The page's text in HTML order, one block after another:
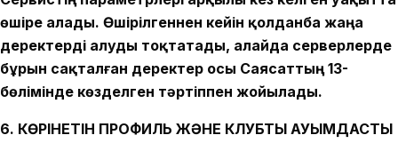
өшіре алады. Өшірілгеннен кейін қолданба жаңа
деректерді алуды тоқтатады, алайда серверлерде
бұрын сақталған деректер осы Саясаттың 13-
бөлімінде көзделген тәртіппен жойылады.
6. КӨРІНЕТІН ПРОФИЛЬ ЖӘНЕ КЛУБТЫҚ ҚАУЫМДАСТЫҚ